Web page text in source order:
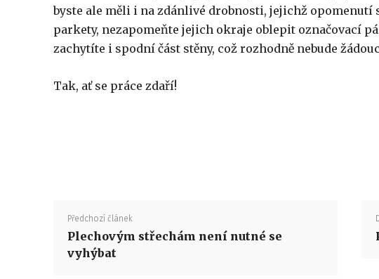
byste ale měli i na zdánlivé drobnosti, jejichž
parkety, nezapomeňte jejich okraje oblepit označovací
zachytíte i spodní část stěny, což rozhodně nebude
Tak, ať se práce zdaří!
Předchozí článek
Plechovým střechám není nutné se
vyhýbat